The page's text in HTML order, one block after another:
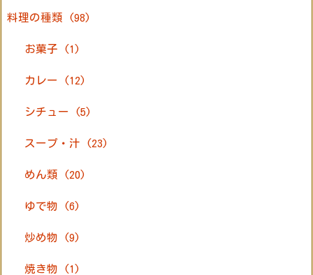
料理の種類 (98)
お菓子 (1)
カレー (12)
シチュー (5)
スープ・汁 (23)
めん類 (20)
ゆで物 (6)
炒め物 (9)
焼き物 (1)